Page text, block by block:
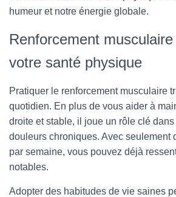
humeur et notre énergie globale.
Renforcement
votre santé physique
Pratiquer le renforcement musculaire
quotidien. En plus de vous aider à
droite et stable, il joue un rôle clé
douleurs chroniques. Avec seulement
par semaine, vous pouvez déjà
notables.
Adopter des habitudes de vie saines